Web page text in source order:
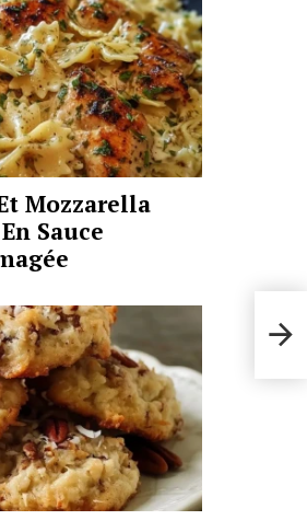
Mozzarella
Sauce